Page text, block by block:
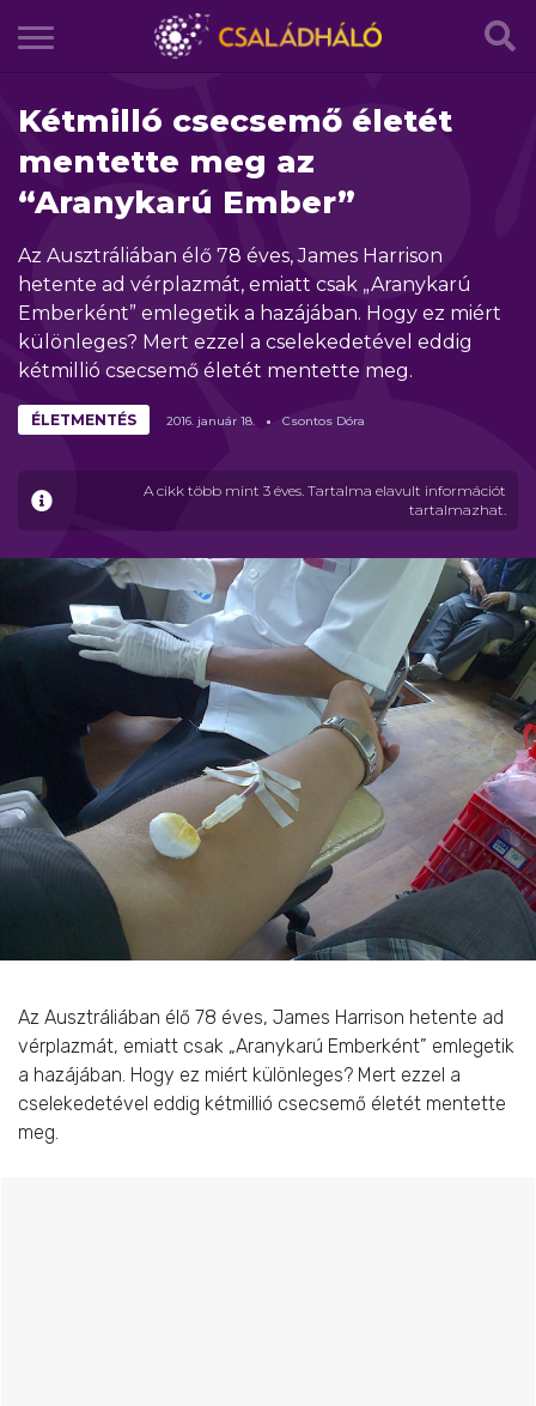
Kétmilló csecsemő életét
mentette meg az
“Aranykarú Ember”
Az Ausztráliában élő 78 éves, James Harrison
hetente ad vérplazmát, emiatt csak „Aranykarú
Emberként” emlegetik a hazájában. Hogy ez miért
különleges? Mert ezzel a cselekedetével eddig
kétmillió csecsemő életét mentette meg.
A cikk több mint 3 éves. Tartalma elavult információt
tartalmazhat.
ÉLETMENTÉS 2016. január 18. Csontos Dóra
Az Ausztráliában élő 78 éves, James Harrison hetente ad
vérplazmát, emiatt csak „Aranykarú Emberként” emlegetik
a hazájában. Hogy ez miért különleges? Mert ezzel a
cselekedetével eddig kétmillió csecsemő életét mentette
meg.